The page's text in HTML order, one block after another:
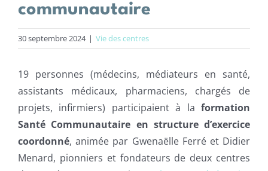
communautaire
30 septembre 2024 | Vie des centres
19 personnes (médecins, médiateurs en santé,
assistants médicaux, pharmaciens, chargés de
projets, infirmiers) participaient à la formation
Santé Communautaire en structure d’exercice
coordonné, animée par Gwenaëlle Ferré et Didier
Menard, pionniers et fondateurs de deux centres